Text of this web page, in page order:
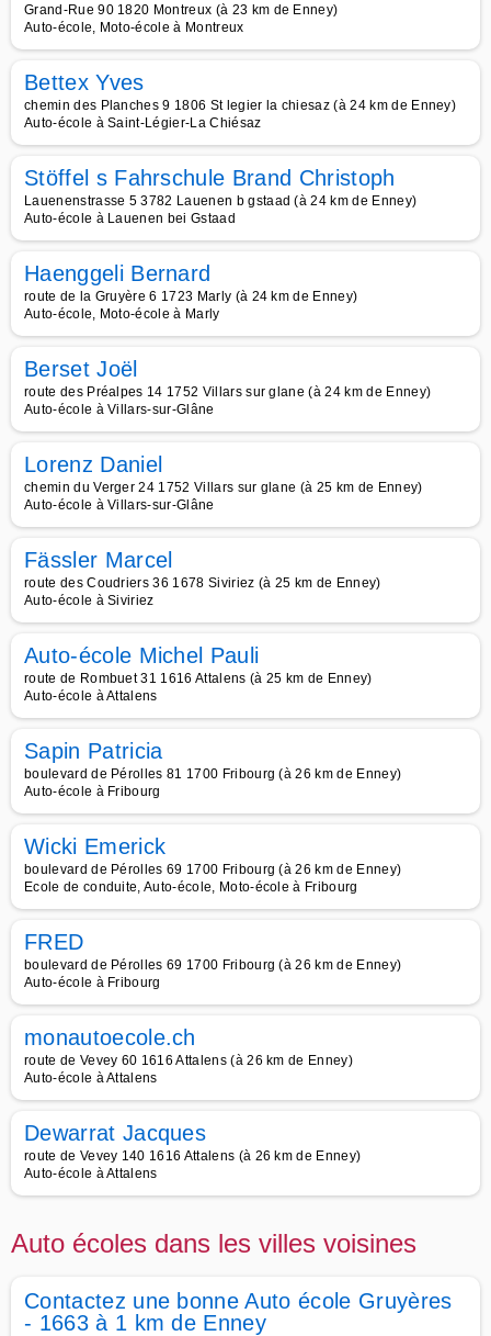
Grand-Rue 90 1820 Montreux (à 23 km de Enney)
Auto-école, Moto-école à Montreux
Bettex Yves
chemin des Planches 9 1806 St legier la chiesaz (à 24 km de Enney)
Auto-école à Saint-Légier-La Chiésaz
Stöffel s Fahrschule Brand Christoph
Lauenenstrasse 5 3782 Lauenen b gstaad (à 24 km de Enney)
Auto-école à Lauenen bei Gstaad
Haenggeli Bernard
route de la Gruyère 6 1723 Marly (à 24 km de Enney)
Auto-école, Moto-école à Marly
Berset Joël
route des Préalpes 14 1752 Villars sur glane (à 24 km de Enney)
Auto-école à Villars-sur-Glâne
Lorenz Daniel
chemin du Verger 24 1752 Villars sur glane (à 25 km de Enney)
Auto-école à Villars-sur-Glâne
Fässler Marcel
route des Coudriers 36 1678 Siviriez (à 25 km de Enney)
Auto-école à Siviriez
Auto-école Michel Pauli
route de Rombuet 31 1616 Attalens (à 25 km de Enney)
Auto-école à Attalens
Sapin Patricia
boulevard de Pérolles 81 1700 Fribourg (à 26 km de Enney)
Auto-école à Fribourg
Wicki Emerick
boulevard de Pérolles 69 1700 Fribourg (à 26 km de Enney)
Ecole de conduite, Auto-école, Moto-école à Fribourg
FRED
boulevard de Pérolles 69 1700 Fribourg (à 26 km de Enney)
Auto-école à Fribourg
monautoecole.ch
route de Vevey 60 1616 Attalens (à 26 km de Enney)
Auto-école à Attalens
Dewarrat Jacques
route de Vevey 140 1616 Attalens (à 26 km de Enney)
Auto-école à Attalens
Auto écoles dans les villes voisines
Contactez une bonne Auto école Gruyères
- 1663 à 1 km de Enney